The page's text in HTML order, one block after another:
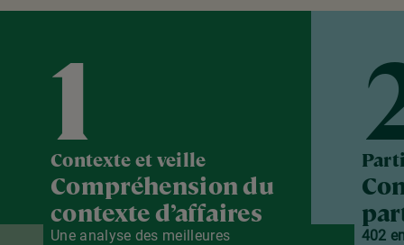
1
Contexte et veille
Compréhension du
contexte d’affaires
Une analyse des meilleures
402